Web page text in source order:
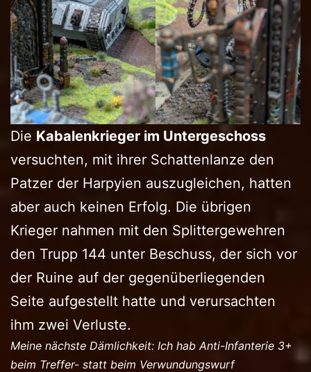
Die Kabalenkrieger im Untergeschoss
versuchten, mit ihrer Schattenlanze den
Patzer der Harpyien auszugleichen, hatten
aber auch keinen Erfolg. Die übrigen
Krieger nahmen mit den Splittergewehren
den Trupp 144 unter Beschuss, der sich vor
der Ruine auf der gegenüberliegenden
Seite aufgestellt hatte und verursachten
ihm zwei Verluste.
Meine nächste Dämlichkeit: Ich hab Anti-Infanterie 3+
beim Treffer- statt beim Verwundungswurf